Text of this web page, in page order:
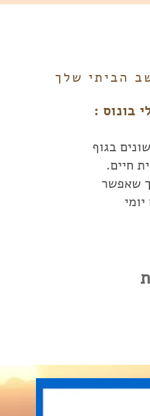
הביתי שלך
בגוף
חיים.
שאפשר